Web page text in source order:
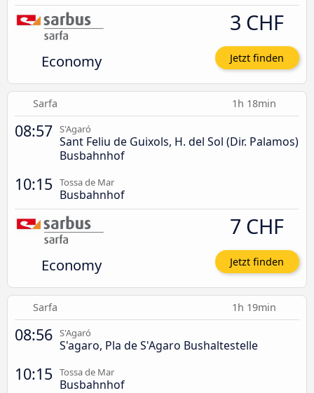
Economy
3 CHF
Jetzt finden
Sarfa 1h 18min
08:57 S'Agaró
Sant Feliu de Guixols, H. del Sol (Dir. Palamos)
Busbahnhof
10:15 Tossa de Mar
Busbahnhof
Economy
7 CHF
Jetzt finden
Sarfa 1h 19min
08:56 S'Agaró
S'agaro, Pla de S'Agaro Bushaltestelle
10:15 Tossa de Mar
Busbahnhof